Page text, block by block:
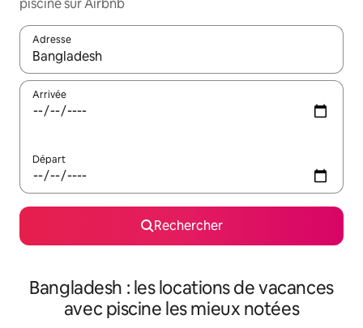
piscine sur Airbnb
Adresse
Lorsque les résultats s'affichent, utilisez les flèches vers le
Arrivée
Départ
Rechercher
Bangladesh : les locations de vacances
avec piscine les mieux notées